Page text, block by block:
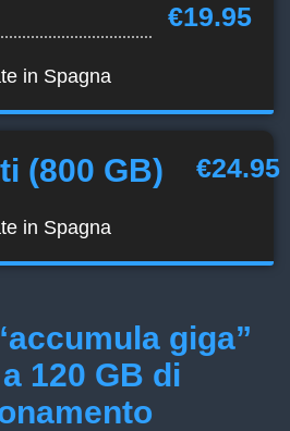
€19.95
in Spagna
(800 GB) €24.95
in Spagna
giga”
120 GB di